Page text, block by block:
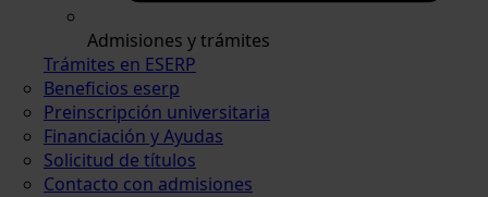
Admisiones y trámites
Trámites en ESERP
Beneficios eserp
Preinscripción universitaria
Financiación y Ayudas
Solicitud de títulos
Contacto con admisiones